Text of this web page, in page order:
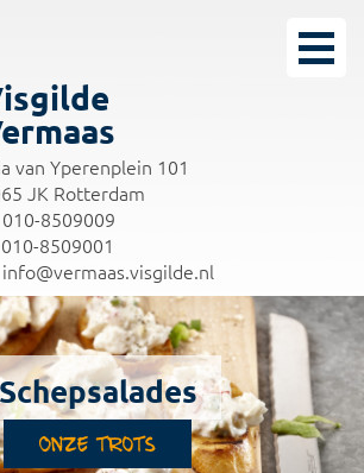
van Yperenplein 101
JK Rotterdam
010-8509009
010-8509001
info@vermaas.visgilde.nl
Onze trots